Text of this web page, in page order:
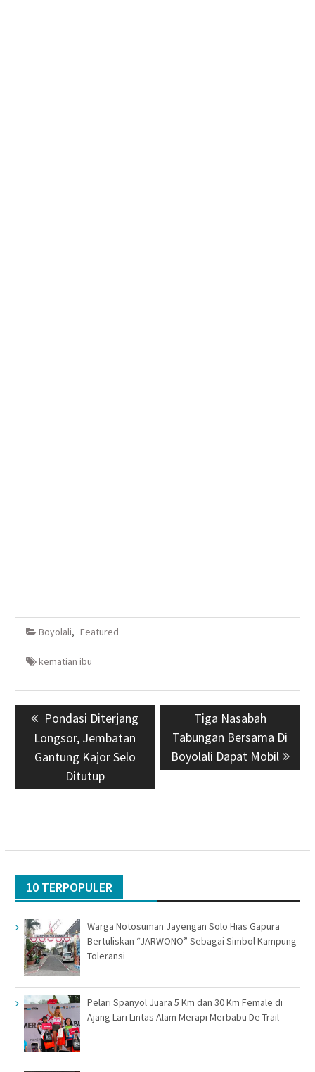
Boyolali, Featured
kematian ibu
Navigasi
pos Previous
post:
Pondasi Diterjang
Longsor, Jembatan
Gantung Kajor Selo
Ditutup
Next
post:
Tiga Nasabah
Tabungan Bersama Di
Boyolali Dapat Mobil
10 TERPOPULER
Warga Notosuman Jayengan Solo Hias Gapura
Bertuliskan “JARWONO” Sebagai Simbol Kampung
Toleransi
Pelari Spanyol Juara 5 Km dan 30 Km Female di
Ajang Lari Lintas Alam Merapi Merbabu De Trail